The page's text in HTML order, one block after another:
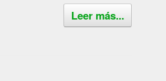
Leer más...